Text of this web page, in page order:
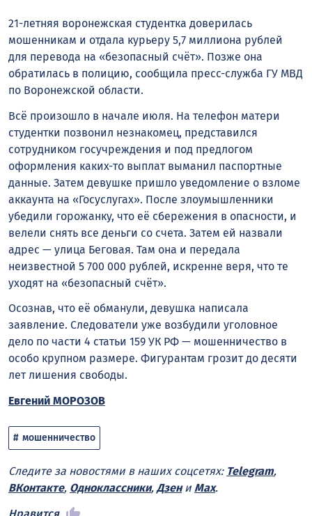
21-летняя воронежская студентка доверилась
мошенникам и отдала курьеру 5,7 миллиона рублей
для перевода на «безопасный счёт». Позже она
обратилась в полицию, сообщила пресс-служба ГУ МВД
по Воронежской области.
Всё произошло в начале июля. На телефон матери
студентки позвонил незнакомец, представился
сотрудником госучреждения и под предлогом
оформления каких-то выплат выманил паспортные
данные. Затем девушке пришло уведомление о взломе
аккаунта на «Госуслугах». После злоумышленники
убедили горожанку, что её сбережения в опасности, и
велели снять все деньги со счета. Затем ей назвали
адрес — улица Беговая. Там она и передала
неизвестной 5 700 000 рублей, искренне веря, что те
уходят на «безопасный счёт».
Осознав, что её обманули, девушка написала
заявление. Следователи уже возбудили уголовное
дело по части 4 статьи 159 УК РФ — мошенничество в
особо крупном размере. Фигурантам грозит до десяти
лет лишения свободы.
Евгений МОРОЗОВ
мошенничество
Следите за новостями в наших соцсетях: Telegram,
ВКонтакте, Одноклассники, Дзени Max.